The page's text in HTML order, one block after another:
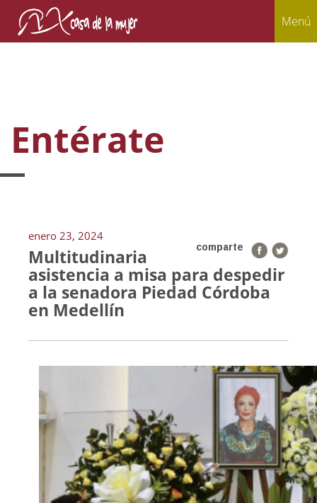
Menú
Entérate
enero 23, 2024
comparte
Multitudinaria
asistencia a misa para despedir
a la senadora Piedad Córdoba
en Medellín